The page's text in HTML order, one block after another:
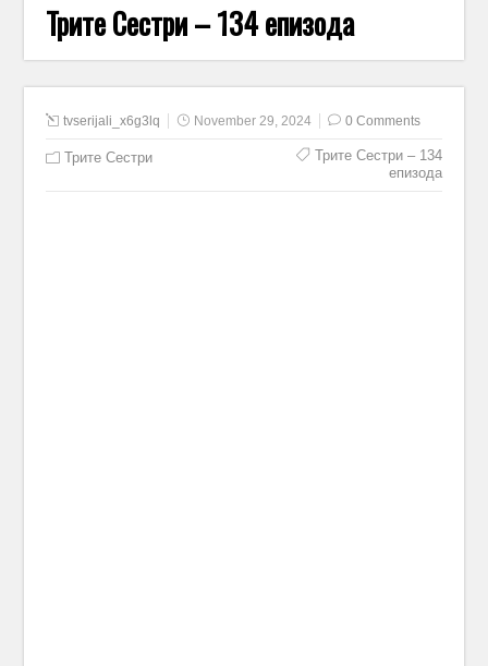
Трите Сестри – 134 епизода
tvserijali_x6g3lq November 29, 2024 0 Comments
Трите Сестри
Трите Сестри – 134
епизода